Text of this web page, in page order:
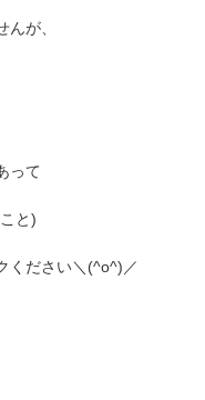
が、
って
と)
ください＼(^o^)／